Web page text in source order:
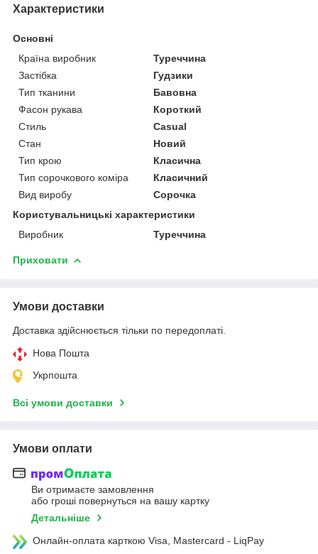
Характеристики
Основні
Країна виробник
Туреччина
Застібка
Гудзики
Тип тканини
Бавовна
Фасон рукава
Короткий
Стиль
Casual
Стан
Новий
Тип крою
Класична
Тип сорочкового коміра
Класичний
Вид виробу
Сорочка
Користувальницькі характеристики
Виробник
Туреччина
Приховати
Умови доставки
Доставка здійснюється тільки по передоплаті.
Нова Пошта
Укрпошта
Всі умови доставки
Умови оплати
Ви отримаєте замовлення
або гроші повернуться на вашу картку
Детальніше
Онлайн-оплата карткою Visa, Mastercard - LiqPay